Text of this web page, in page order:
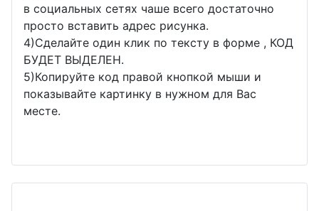
в социальных сетях чаше всего достаточно
просто вставить адрес рисунка.
4)Сделайте один клик по тексту в форме , КОД
БУДЕТ ВЫДЕЛЕН.
5)Копируйте код правой кнопкой мыши и
показывайте картинку в нужном для Вас
месте.